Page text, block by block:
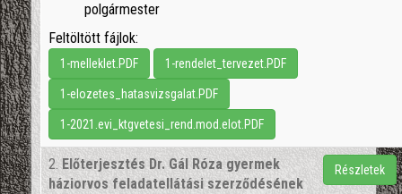
polgármester
Feltöltött fájlok:
1-melleklet.PDF 1-rendelet_tervezet.PDF
1-elozetes_hatasvizsgalat.PDF
1-2021.evi_ktgvetesi_rend.mod.elot.PDF
2. Előterjesztés Dr. Gál Róza gyermek
háziorvos feladatellátási szerződésének
Részletek